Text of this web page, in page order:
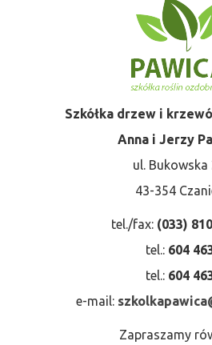
Szkółka drzew i
Anna i Jerzy
ul. Bukowska
43-354
tel./fax:(033)
tel.:604
tel.:604
e-mail:
Zapraszamy